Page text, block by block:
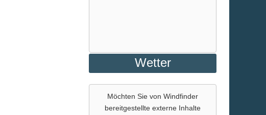
Wetter
Möchten Sie von Windfinder
bereitgestellte externe Inhalte